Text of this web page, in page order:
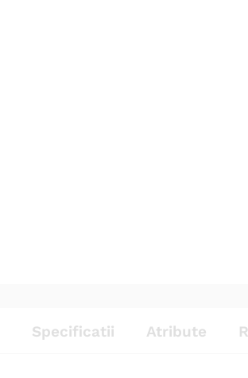
Specificatii Atribute